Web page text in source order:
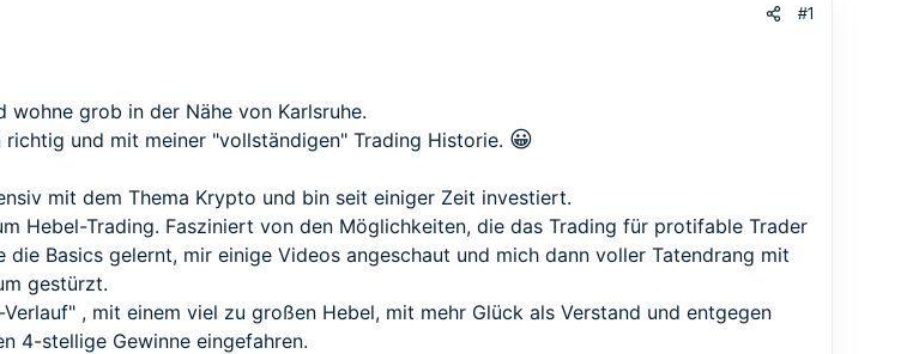
#1
wohne grob in der Nähe von Karlsruhe.
und mit meiner "vollständigen" Trading Historie. 😀
mit dem Thema Krypto und bin seit einiger Zeit investiert.
Hebel-Trading. Fasziniert von den Möglichkeiten, die das Trading für protifable Trader
Basics gelernt, mir einige Videos angeschaut und mich dann voller Tatendrang mit
gestürzt.
, mit einem viel zu großen Hebel, mit mehr Glück als Verstand und entgegen
4-stellige Gewinne eingefahren.